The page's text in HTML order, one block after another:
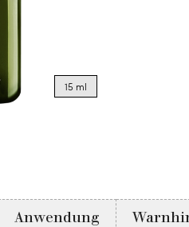
options
for15 ml
Anwendung